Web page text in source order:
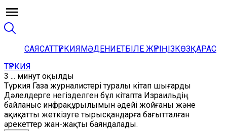
САЯСАТТҮРКИЯМӘДЕНИЕТБІЛЕ ЖҮРІҢІЗКӨЗҚАРАС
ТҮРКИЯ
3 ... минут оқылды
Түркия Газа журналистері туралы кітап шығарды
Дәлелдерге негізделген бұл кітапта Израильдің
байланыс инфрақұрылымын әдейі жойғаны және
ақиқатты жеткізуге тырысқандарға бағытталған
әрекеттер жан-жақты баяндалады.